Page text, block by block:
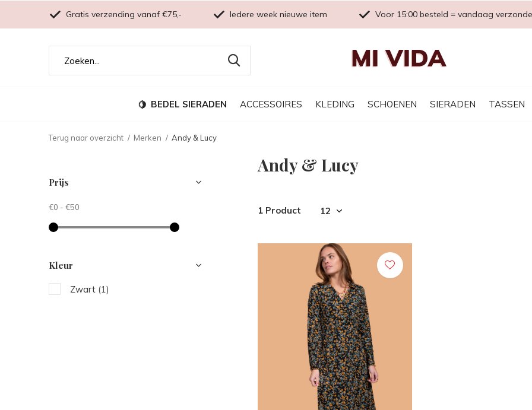
BEDEL SIERADEN ACCESSOIRES KLEDING SCHOENEN SIERADEN TASSEN
Gratis verzending vanaf €75,- Iedere week nieuwe item Voor 15:00 besteld = vandaag
Terug naar overzicht Merken Andy & Lucy
Andy & Lucy
1 Product
Prijs
€0 - €50
Kleur
Zwart (1)